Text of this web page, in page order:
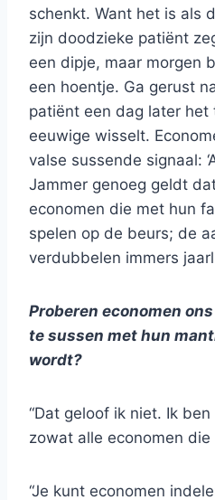
schenkt. Want het is als
zijn doodzieke patiënt
een dipje, maar morgen
een hoentje. Ga gerust
patiënt een dag later
eeuwige wisselt.
valse sussende signaal:
Jammer genoeg geldt
economen die met hun
spelen op de beurs; de
verdubbelen immers
Proberen economen
te sussen met hun
wordt?
“Dat geloof ik niet. Ik
zowat alle economen
“Je kunt economen